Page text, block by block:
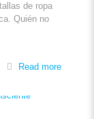
de ropa
Quién no
Read more